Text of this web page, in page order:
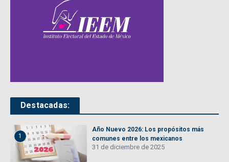
Destacadas:
1
Año Nuevo 2026: Los propósitos más
comunes entre los mexicanos
31 de diciembre de 2025